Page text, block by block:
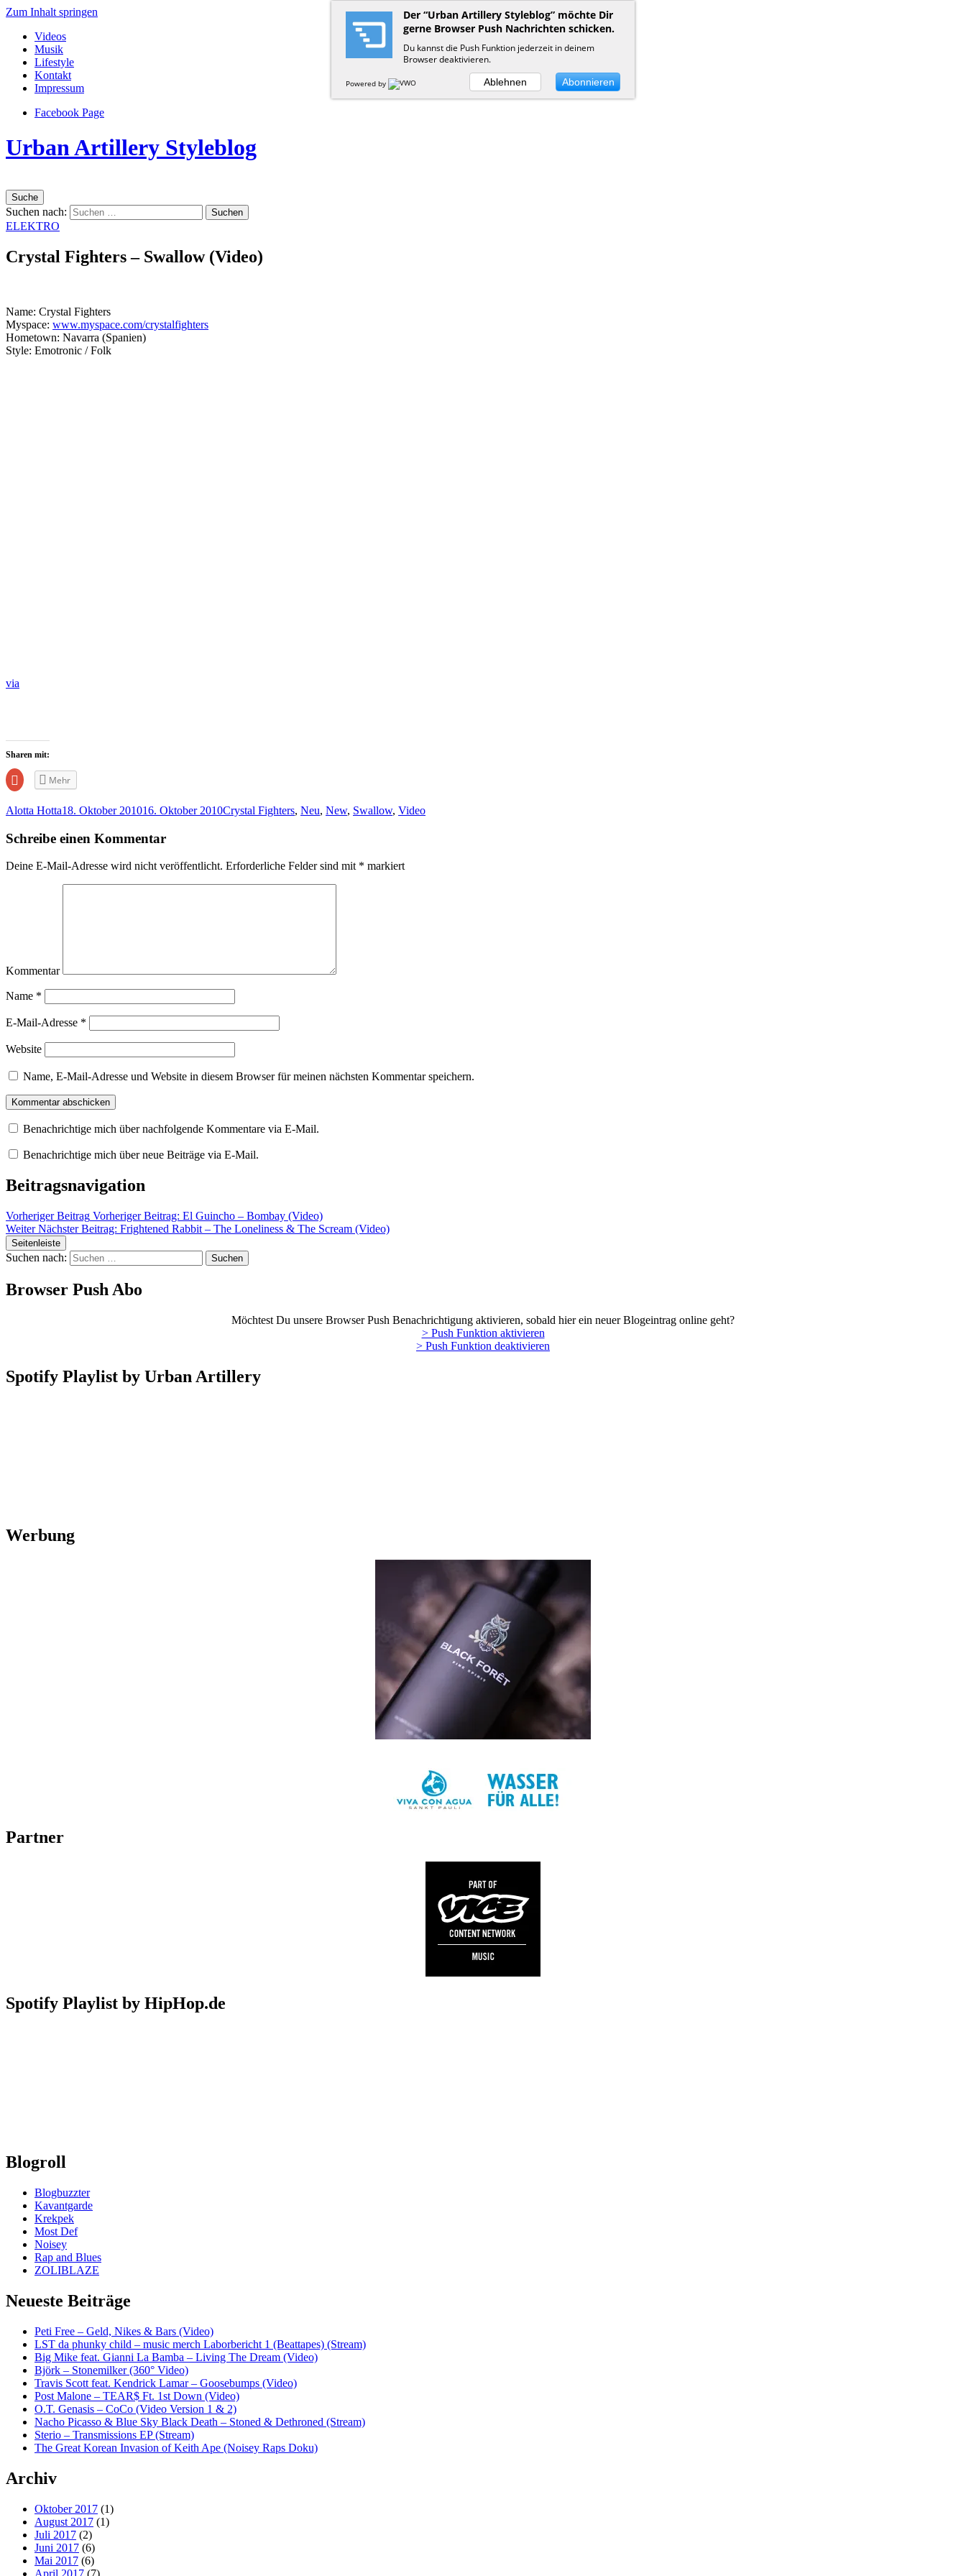
Zum Inhalt springen
Videos
Musik
Lifestyle
Kontakt
Impressum
Facebook Page
Urban Artillery Styleblog
Suche
Suchen nach:
ELEKTRO
Crystal Fighters – Swallow (Video)
Name: Crystal Fighters
Myspace: www.myspace.com/crystalfighters
Hometown: Navarra (Spanien)
Style: Emotronic / Folk
via
Sharen mit:
Zum
Teilen
anklicken
neuem
Fenster
Mehr
Alotta Hotta18. Oktober 201016. Oktober 2010Crystal Fighters, Neu, New, Swallow, Video
Schreibe einen Kommentar
Deine E-Mail-Adresse wird nicht veröffentlicht. Erforderliche Felder sind mit * markiert
Kommentar
Name *
E-Mail-Adresse *
Website
Name, E-Mail-Adresse und Website in diesem Browser für meinen nächsten Kommentar speichern.
Benachrichtige mich über nachfolgende Kommentare via E-Mail.
Benachrichtige mich über neue Beiträge via E-Mail.
Beitragsnavigation
Vorheriger Beitrag Vorheriger Beitrag: El Guincho – Bombay (Video)
Weiter Nächster Beitrag: Frightened Rabbit – The Loneliness & The Scream (Video)
Seitenleiste
Suchen nach:
Browser Push Abo
Möchtest Du unsere Browser Push Benachrichtigung aktivieren, sobald hier ein neuer Blogeintrag online geht?
> Push Funktion aktivieren
> Push Funktion deaktivieren
Spotify Playlist by Urban Artillery
Werbung
Partner
Spotify Playlist by HipHop.de
Blogroll
Blogbuzzter
Kavantgarde
Krekpek
Most Def
Noisey
Rap and Blues
ZOLIBLAZE
Neueste Beiträge
Peti Free – Geld, Nikes & Bars (Video)
LST da phunky child – music merch Laborbericht 1 (Beattapes) (Stream)
Big Mike feat. Gianni La Bamba – Living The Dream (Video)
Björk – Stonemilker (360° Video)
Travis Scott feat. Kendrick Lamar – Goosebumps (Video)
Post Malone – TEAR$ Ft. 1st Down (Video)
O.T. Genasis – CoCo (Video Version 1 & 2)
Nacho Picasso & Blue Sky Black Death – Stoned & Dethroned (Stream)
Sterio – Transmissions EP (Stream)
The Great Korean Invasion of Keith Ape (Noisey Raps Doku)
Archiv
Oktober 2017 (1)
August 2017 (1)
Juli 2017 (2)
Juni 2017 (6)
Mai 2017 (6)
April 2017 (7)
Der “Urban Artillery Styleblog” möchte Dir
gerne Browser Push Nachrichten schicken.
Du kannst die Push Funktion jederzeit in deinem
Browser deaktivieren.
Powered by Ablehnen Abonnieren